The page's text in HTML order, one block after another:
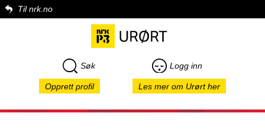
Til nrk.no
Søk Logg inn
Opprett profil Les mer om Urørt her